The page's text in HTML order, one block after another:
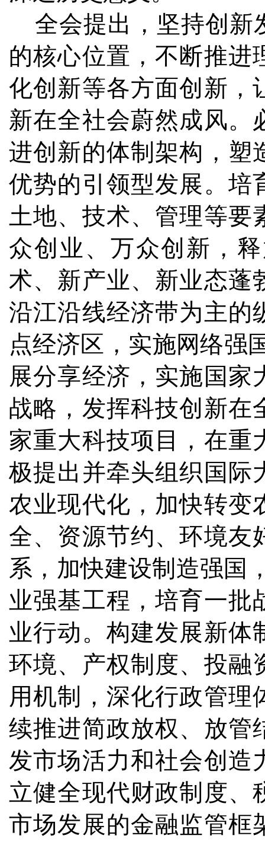
全会提出，坚持创新
的核心位置，不断推进
化创新等各方面创新，
新在全社会蔚然成风。
进创新的体制架构，塑
优势的引领型发展。培
土地、技术、管理等要
众创业、万众创新，
术、新产业、新业态蓬
沿江沿线经济带为主的
点经济区，实施网络强
展分享经济，实施国家
战略，发挥科技创新在
家重大科技项目，在重
极提出并牵头组织国际
农业现代化，加快转变
全、资源节约、环境友
系，加快建设制造强国
业强基工程，培育一批
业行动。构建发展新体
环境、产权制度、投融
用机制，深化行政管理
续推进简政放权、放管
发市场活力和社会创造
立健全现代财政制度、
市场发展的金融监管框